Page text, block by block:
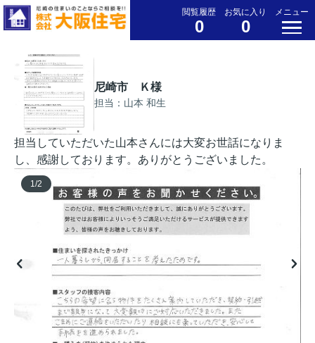
閲覧履歴
0
お気に入り
0
メニュー
尼崎市 Ｋ様
担当：山本 和生
担当していただいた山本さんには大変お世話になりま
し、感謝しております。ありがとうございました。
1/2